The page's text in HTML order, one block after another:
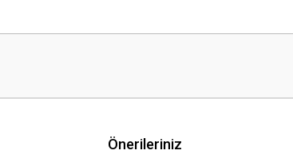
Önerileriniz